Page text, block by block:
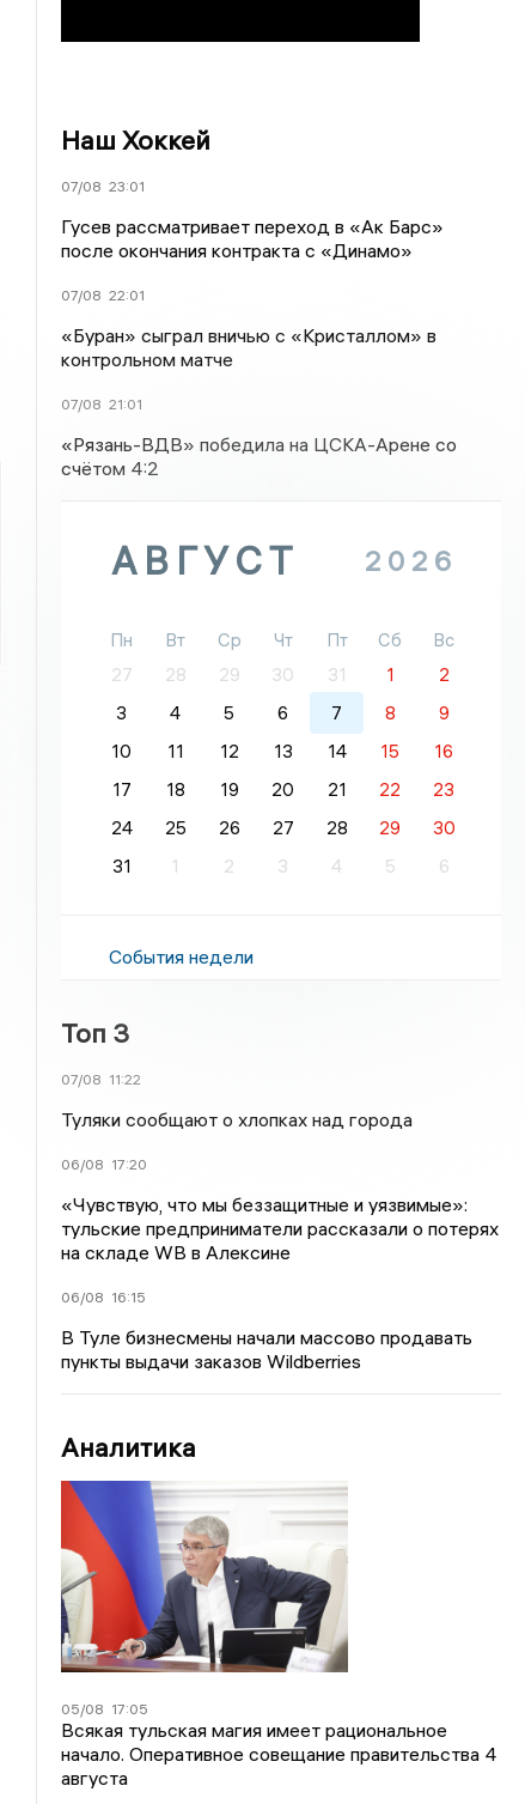
Наш Хоккей
07/08 23:01
Гусев рассматривает переход в «Ак Барс»
после окончания контракта с «Динамо»
07/08 22:01
«Буран» сыграл вничью с «Кристаллом» в
контрольном матче
07/08 21:01
«Рязань-ВДВ» победила на ЦСКА-Арене со
счётом 4:2
АВГУСТ 2026
Пн Вт Ср Чт Пт Сб
Вс
27
28 29 30 31 1
2
3
4 5 6 7 8
9
10
11 12 13 14 15
16
17
18 19 20 21 22
23
24
25 26 27 28 29
30
31
1 2 3 4 5 6
События недели
Топ 3
07/08 11:22
Туляки сообщают о хлопках над города
06/08 17:20
«Чувствую, что мы беззащитные и уязвимые»:
тульские предприниматели рассказали о потерях
на складе WB в Алексине
06/08 16:15
В Туле бизнесмены начали массово продавать
пункты выдачи заказов Wildberries
Аналитика
05/08 17:05
Всякая тульская магия имеет рациональное
начало. Оперативное совещание правительства 4
августа